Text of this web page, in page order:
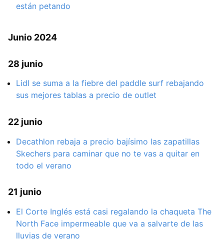
están petando
Junio 2024
28 junio
Lidl se suma a la fiebre del paddle surf rebajando
sus mejores tablas a precio de outlet
22 junio
Decathlon rebaja a precio bajísimo las zapatillas
Skechers para caminar que no te vas a quitar en
todo el verano
21 junio
El Corte Inglés está casi regalando la chaqueta The
North Face impermeable que va a salvarte de las
lluvias de verano